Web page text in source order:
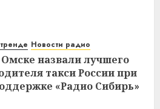
Новости радио
назвали лучшего
такси России при
«Радио Сибирь»